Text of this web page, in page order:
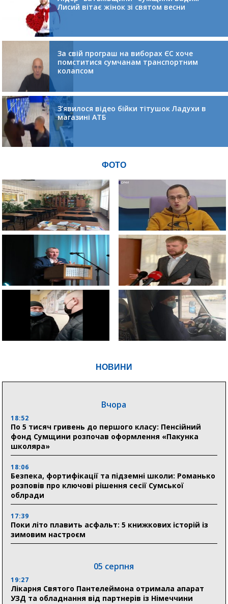
НОВИНИ
Вчора
18:52
По 5 тисяч гривень до першого класу: Пенсійний
фонд Сумщини розпочав оформлення «Пакунка
школяра»
18:06
Безпека, фортифікації та підземні школи: Романько
розповів про ключові рішення сесії Сумської
облради
17:39
Поки літо плавить асфальт: 5 книжкових історій із
зимовим настроєм
05 серпня
19:27
Лікарня Святого Пантелеймона отримала апарат
УЗД та обладнання від партнерів із Німеччини
Лисий вітає жінок зі святом весни
За свій програш на виборах ЄС хоче
помститися сумчанам транспортним
колапсом
З’явилося відео бійки тітушок Ладухи в
магазині АТБ
ФОТО